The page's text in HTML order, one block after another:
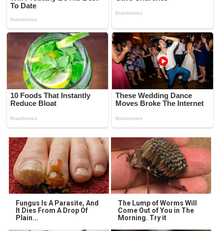
Fungus Is A Parasite, And
It Dies From A Drop Of
Plain...
The Lump of Worms Will
Come Out of You in The
Morning. Try it